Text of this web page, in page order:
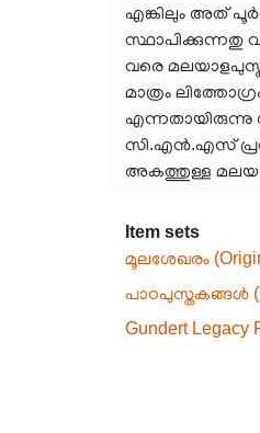
എങ്കിലും അത്
സ്ഥാപിക്കുന്നതു
വരെ
മാത്രം
എന്നതായിരുന്നു
സി.എൻ.എസ്
അകത്തുള്ള
Item sets
മൂലശേഖരം
പാഠപുസ്തകങ്ങൾ
Gundert Legacy